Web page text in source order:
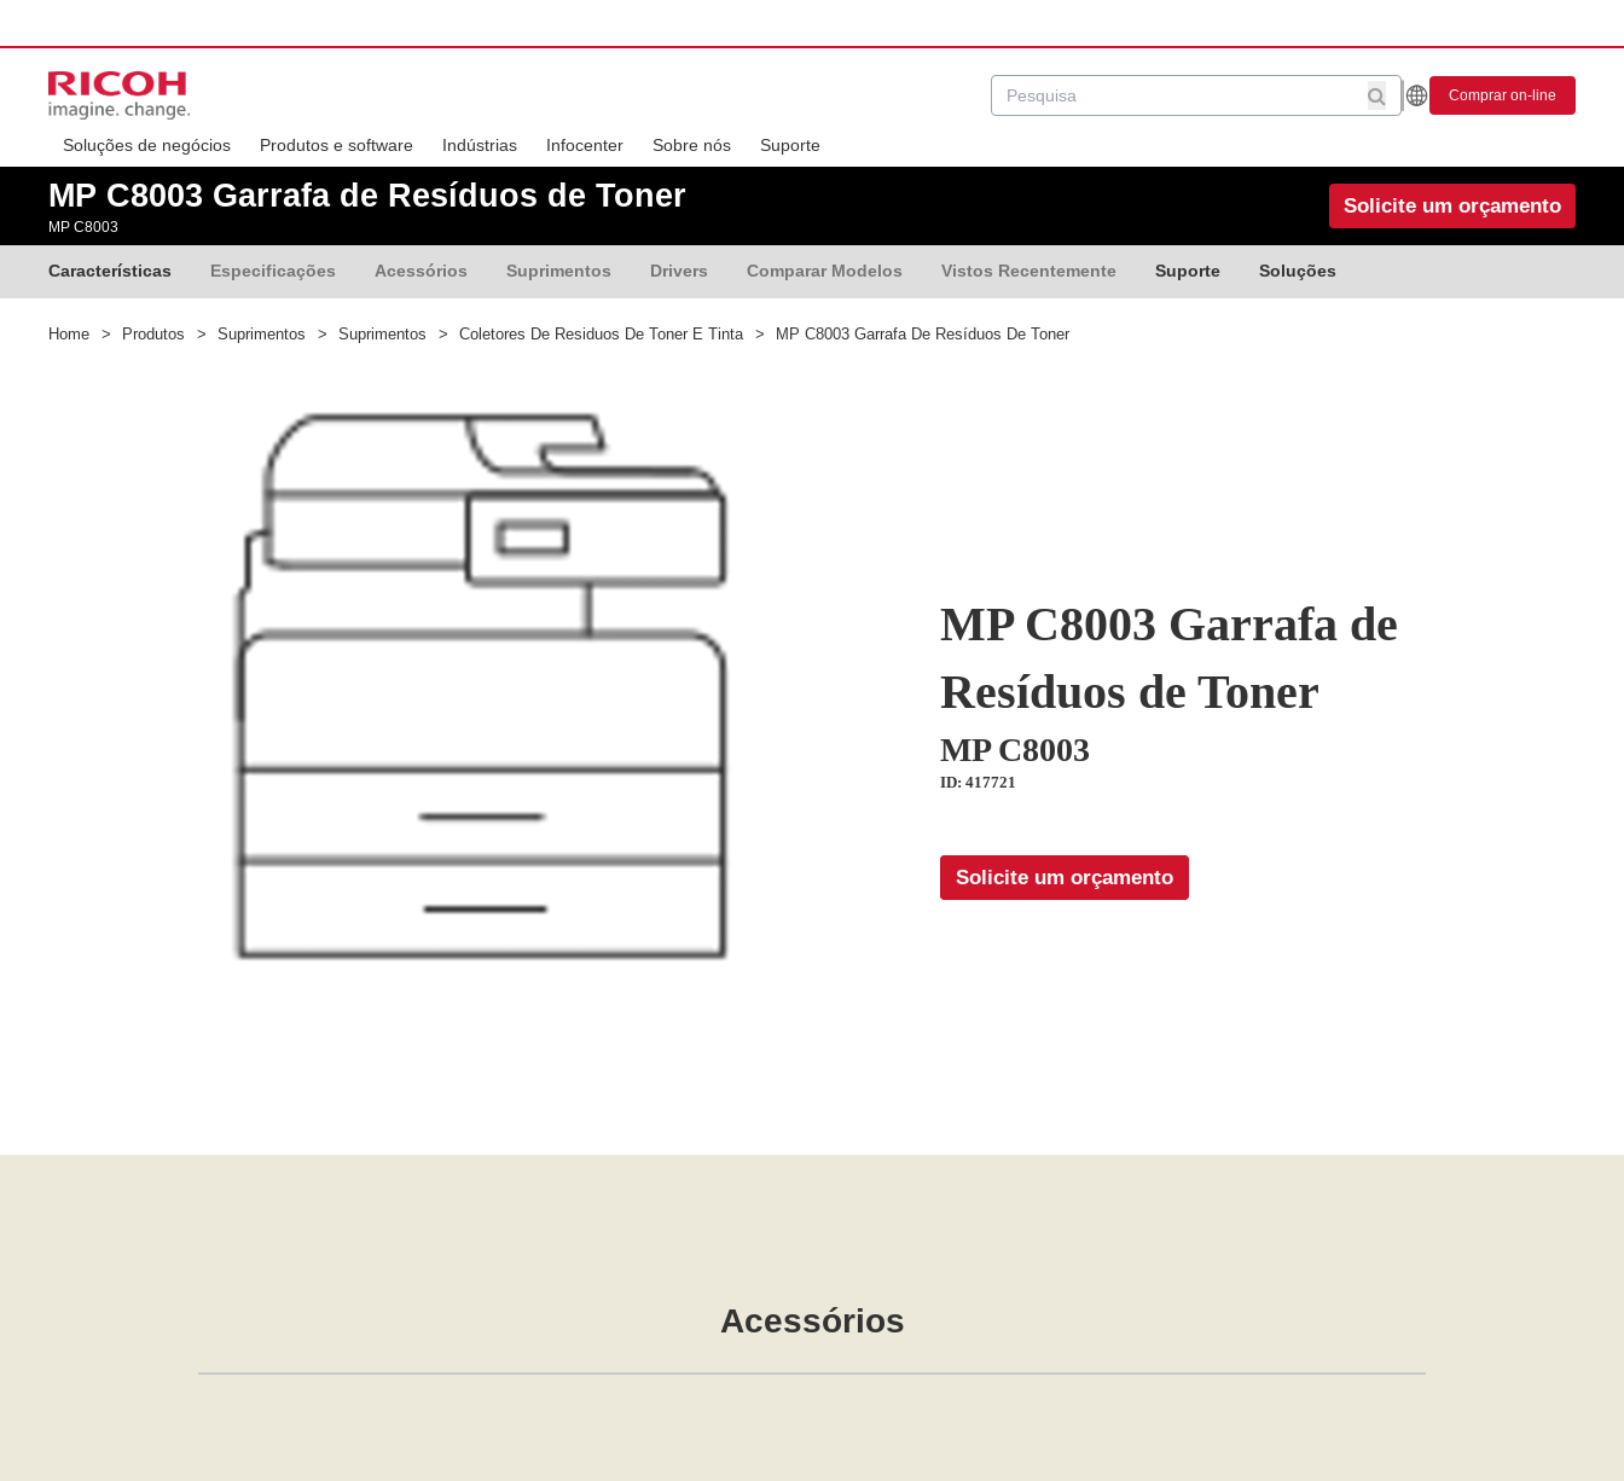
Comprar on-line
Soluções de negócios Produtos e software Indústrias Infocenter Sobre nós Suporte
MP C8003 Garrafa de Resíduos de Toner
MP C8003
Solicite um orçamento
Características Especificações Acessórios Suprimentos Drivers Comparar Modelos Vistos Recentemente Suporte Soluções
Home > Produtos > Suprimentos > Suprimentos > Coletores De Residuos De Toner E Tinta > MP C8003 Garrafa De Resíduos De Toner
MP C8003 Garrafa de
Resíduos de Toner
MP C8003
ID: 417721
Solicite um orçamento
Acessórios